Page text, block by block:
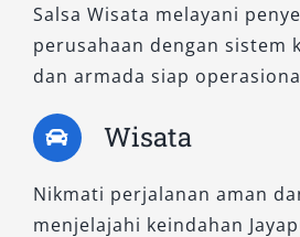
atau aktivitas operasional
luas dan suspensi empuk
kendaraan ideal untuk rental
Jayapura baik dengan sopir
kunci. Cocok bagi keluarga
tangguh dan nyaman.
Salsa Wisata melayani
perusahaan dengan sistem
dan armada siap
Wisata
Nikmati perjalanan aman
menjelajahi keindahan